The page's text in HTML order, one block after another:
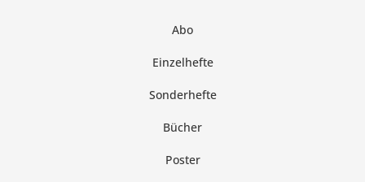
Abo
Einzelhefte
Sonderhefte
Bücher
Poster